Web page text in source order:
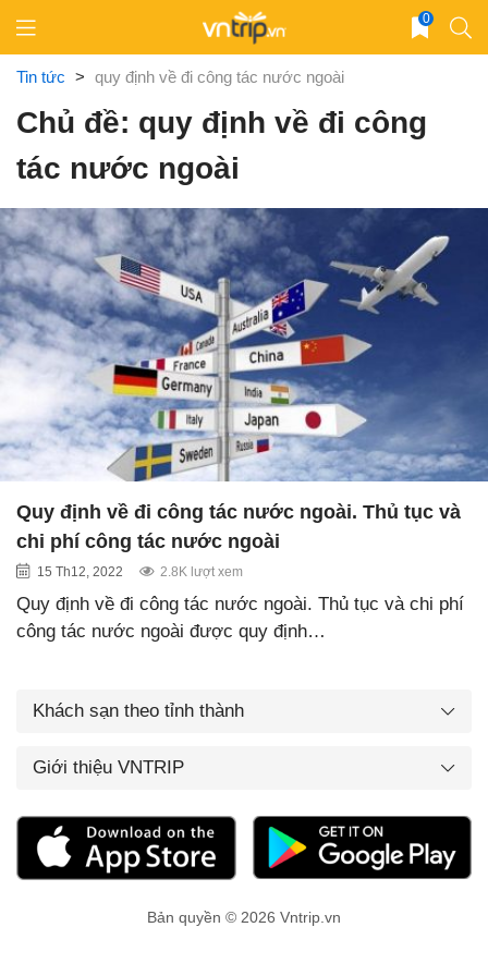
content
0
Tin tức > quy định về đi công tác nước ngoài
Chủ đề: quy định về đi công
tác nước ngoài
Quy định về đi công tác nước ngoài. Thủ tục và
chi phí công tác nước ngoài
15 Th12, 2022 2.8K lượt xem
Quy định về đi công tác nước ngoài. Thủ tục và chi phí
công tác nước ngoài được quy định…
Khách sạn theo tỉnh thành
Giới thiệu VNTRIP
Bản quyền © 2026 Vntrip.vn